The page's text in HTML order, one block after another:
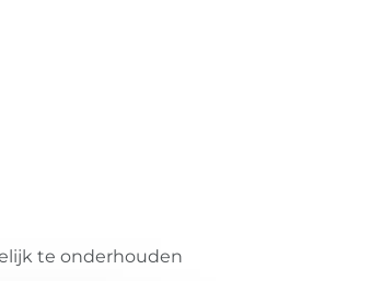
te onderhouden